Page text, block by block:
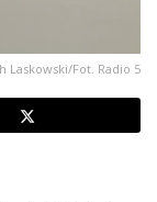
Laskowski/Fot. Radio 5